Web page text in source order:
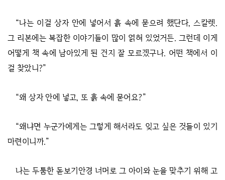
“나는 이걸 상자 안에 넣어서 흙 속에 묻으려 했단다, 스칼렛.
그 리본에는 복잡한 이야기들이 많이 얽혀 있었거든. 그런데 이게
어떻게 책 속에 남아있게 된 건지 잘 모르겠구나. 어떤 책에서 이
걸 찾았니?”
“왜 상자 안에 넣고, 또 흙 속에 묻어요?”
“왜냐면 누군가에게는 그렇게 해서라도 잊고 싶은 것들이 있기
마련이니까.”
나는 두툼한 돋보기안경 너머로 그 아이와 눈을 맞추기 위해 고